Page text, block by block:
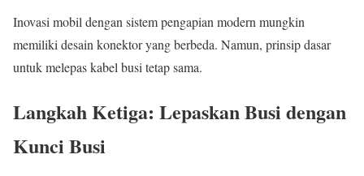
Inovasi mobil dengan sistem pengapian modern mungkin
memiliki desain konektor yang berbeda. Namun, prinsip dasar
untuk melepas kabel busi tetap sama.
Langkah Ketiga: Lepaskan Busi dengan
Kunci Busi